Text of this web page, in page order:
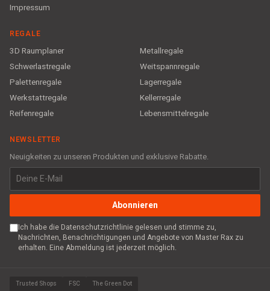
Impressum
REGALE
3D Raumplaner
Metallregale
Schwerlastregale
Weitspannregale
Palettenregale
Lagerregale
Werkstattregale
Kellerregale
Reifenregale
Lebensmittelregale
NEWSLETTER
Neuigkeiten zu unseren Produkten und exklusive Rabatte.
Abonnieren
Ich habe die Datenschutzrichtlinie gelesen und stimme zu,
Nachrichten, Benachrichtigungen und Angebote von Master Rax zu
erhalten. Eine Abmeldung ist jederzeit möglich.
Trusted Shops FSC The Green Dot